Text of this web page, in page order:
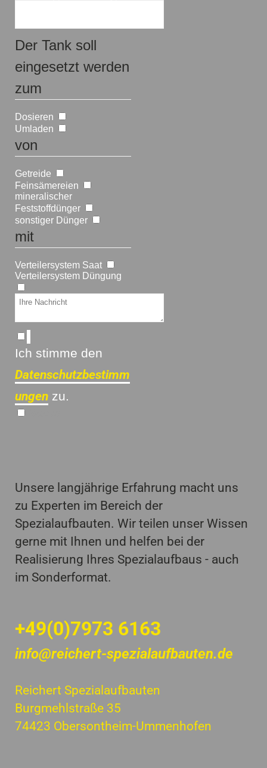
Der Tank soll
eingesetzt werden
zum
Dosieren
Umladen
von
Getreide
Feinsämereien
mineralischer
Feststoffdünger
sonstiger Dünger
mit
Verteilersystem Saat
Verteilersystem Düngung
Ich stimme den
Datenschutzbestimm
ungen zu.
Unsere langjährige Erfahrung macht uns
zu Experten im Bereich der
Spezialaufbauten. Wir teilen unser Wissen
gerne mit Ihnen und helfen bei der
Realisierung Ihres Spezialaufbaus - auch
im Sonderformat.
+49(0)7973 6163
info@reichert-spezialaufbauten.de
Reichert Spezialaufbauten
Burgmehlstraße 35
74423 Obersontheim-Ummenhofen